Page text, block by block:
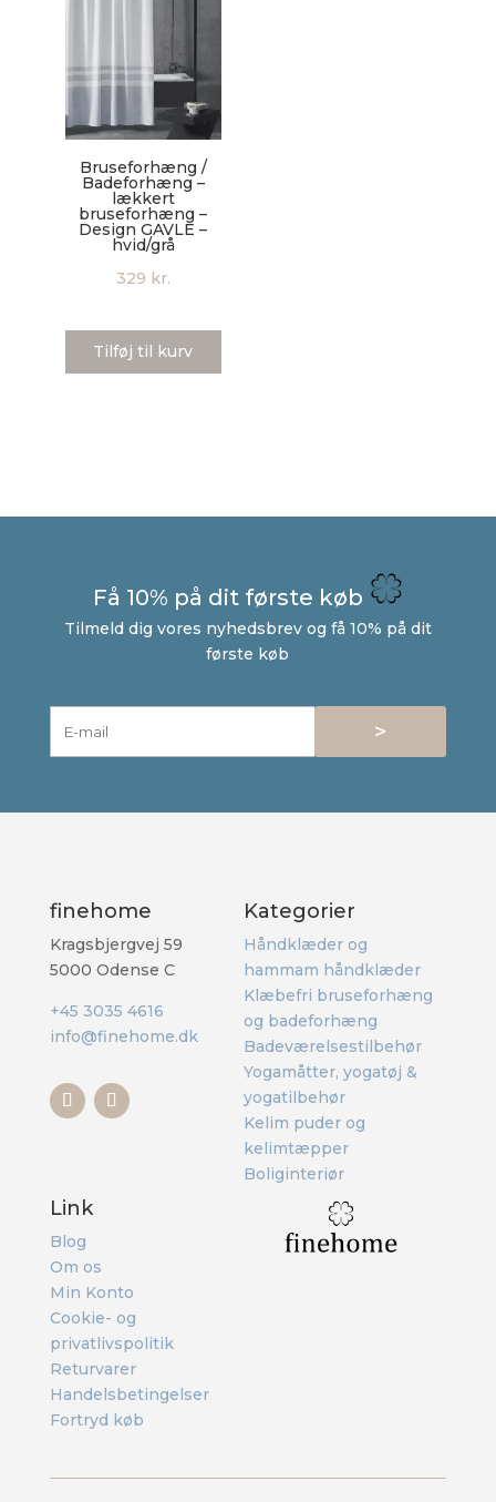
Bruseforhæng /
Badeforhæng –
lækkert
bruseforhæng –
Design GAVLE –
hvid/grå
329 kr.
Tilføj til kurv
Få 10% på dit første køb
Tilmeld dig vores nyhedsbrev og få 10% på dit
første køb
>
finehome
Kragsbjergvej 59
5000 Odense C
+45 3035 4616
info@finehome.dk
Kategorier
Håndklæder og
hammam håndklæder
Klæbefri bruseforhæng
og badeforhæng
Badeværelsestilbehør
Yogamåtter, yogatøj &
yogatilbehør
Kelim puder og
kelimtæpper
Boliginteriør
Link
Blog
Om os
Min Konto
Cookie- og
privatlivspolitik
Returvarer
Handelsbetingelser
Fortryd køb